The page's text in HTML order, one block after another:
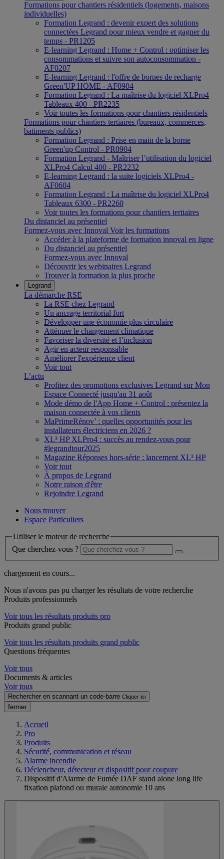
Formations pour chantiers résidentiels (logements, maisons
individuelles)
Formation Legrand : devenir expert des solutions
connectées Legrand pour mieux vendre et gagner du
temps - PR1205
E-learning Legrand : Home + Control : optimiser les
consommations et suivre son autoconsommation -
AF0207
E-learning Legrand : l'offre de bornes de recharge
Green'UP HOME - AF0904
Formation Legrand : La maîtrise du logiciel XLPro4
Tableaux 400 - PR2235
Voir toutes les formations pour chantiers résidentiels
Formations pour chantiers tertiaires (bureaux, commerces,
batiments publics)
Formation Legrand : Prise en main de la borne
Green'up Control - PR0904
Formation Legrand - Maîtriser l’utilisation du logiciel
XLPro4 Calcul 400 - PR2232
E-learning Legrand : la suite logiciels XLPro4 -
AF0604
Formation Legrand : La maîtrise du logiciel XLPro4
Tableaux 6300 - PR2260
Voir toutes les formations pour chantiers tertiaires
Du distanciel au présentiel
Formez-vous avec Innoval Voir les formations
Accéder à la plateforme de formation innoval en ligne
Du distanciel au présentiel
Formez-vous avec Innoval
Découvrir les webinaires Legrand
Trouver la formation la plus proche
Legrand
La démarche RSE
La RSE chez Legrand
Un ancrage territorial fort
Développer une économie plus circulaire
Atténuer le changement climatique
Favoriser la diversité et l’inclusion
Agir en acteur responsable
Améliorer l'expérience client
Voir tout
L’actu
Profitez des promotions exclusives Legrand sur Mon
Espace Connecté jusqu'au 31 août
Mode démo de l'App Home + Control : présentez la
maison connectée à vos clients
MaPrimeRénov’ : quelles opportunités pour les
installateurs électriciens en 2026 ?
XL³ HP XLPro4 : succès au rendez-vous pour
#legrandtour2025
Magazine Réponses hors-série : lancement XL³ HP
Voir tout
À propos de Legrand
Notre raison d'être
Rejoindre Legrand
Nous trouver
Espace Particuliers
Utiliser le moteur de recherche
Que cherchez-vous ?
chargement en cours...
Nous n'avons pas pu charger les résultats de votre recherche
Produits professionnels
Voir tous les résultats produits pro
Produits grand public
Voir tous les résultats produits grand public
Questions fréquentes
Voir tous
Documents & articles
Voir tous
Rechercher en scannant un code-barre Cliquer ici
fermer
Accueil
Pro
Produits
Sécurité, communication et réseau
Alarme incendie
Déclencheur, détecteur et dispositif pour coupure
Dispositif d'Alarme de Fumée DAF stand alone long life
fixation plafond ou murale autonomie 10 ans